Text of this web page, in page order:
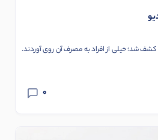
کشف شد؛ خیلی از افراد به مصرف آن روی آوردند.
0